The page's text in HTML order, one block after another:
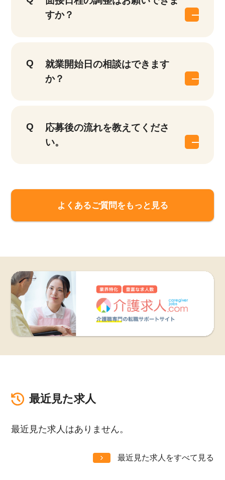
すか？
就業開始日の相談はできます
か？
応募後の流れを教えてくださ
い。
よくあるご質問をもっと見る
最近見た求人
最近見た求人はありません。
最近見た求人をすべて見る